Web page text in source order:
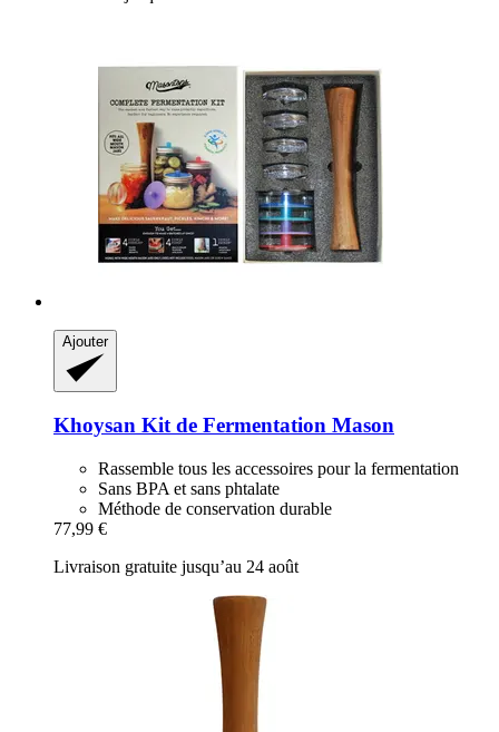
Ajouter
Khoysan Kit de Fermentation Mason
Rassemble tous les accessoires pour la fermentation
Sans BPA et sans phtalate
Méthode de conservation durable
77,99 €
Livraison gratuite jusqu’au 24 août